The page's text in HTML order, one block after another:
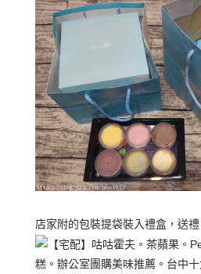
店家附的包裝提袋裝入禮盒，送禮